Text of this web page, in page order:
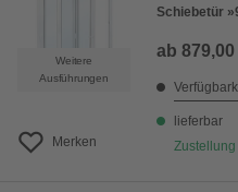
Weitere
Ausführungen
Merken
Schiebetür
ab 879,00
lieferbar
Zustellung